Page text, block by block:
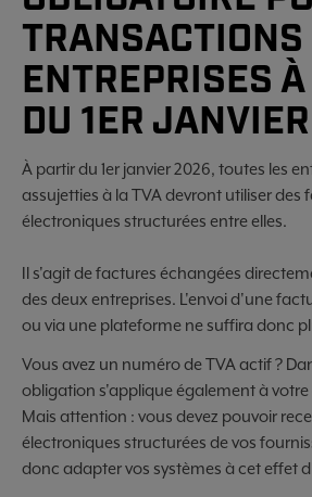
ENTREPRISES
DU 1ER
À partir du 1er janvier 2026, toutes les
assujetties à la TVA devront utiliser des
électroniques structurées entre elles.
Il s'agit de factures échangées
des deux entreprises. L'envoi d'une
ou via une plateforme ne suffira donc
Vous avez un numéro de TVA actif ?
obligation s'applique également à votre
Mais attention : vous devez pouvoir
électroniques structurées de vos
donc adapter vos systèmes à cet effet